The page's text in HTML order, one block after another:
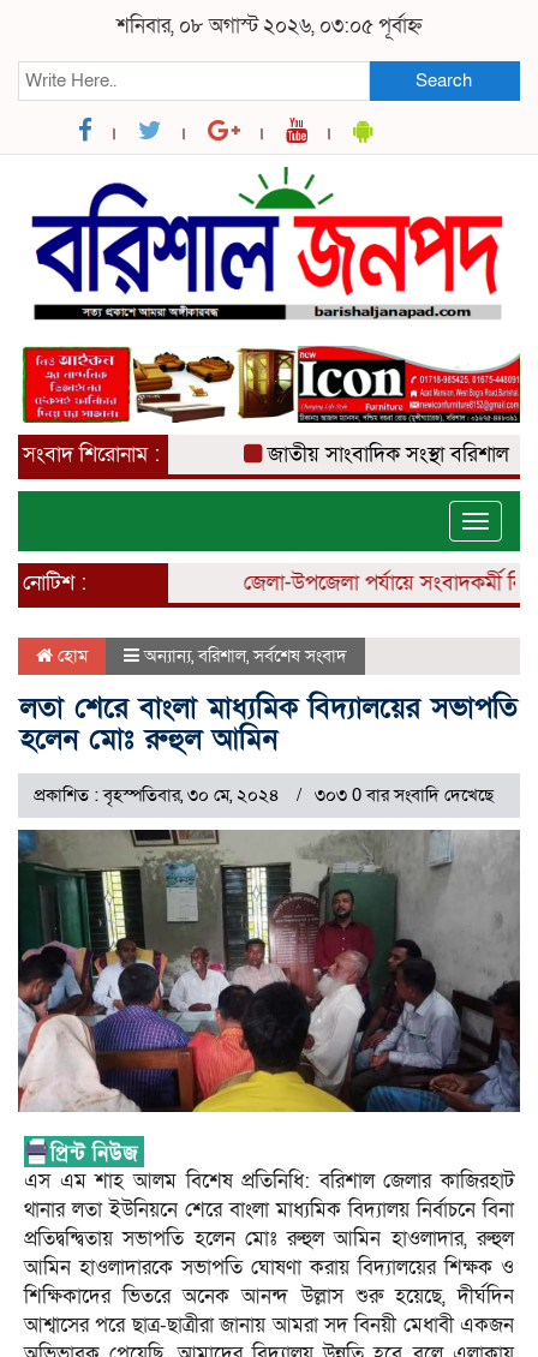
শনিবার, ০৮ অগাস্ট ২০২৬, ০৩:০৫ পূর্বাহ্ন
Search
সংবাদ শিরোনাম : জাতীয় সাংবাদিক সংস্থা বরিশাল
Toggle
নোটিশ :
জেলা-উপজেলা পর্যায়ে সংবাদকর্মী নিয়োগ
হোম অন্যান্য,বরিশাল,সর্বশেষ সংবাদ
লতা শেরে বাংলা মাধ্যমিক বিদ্যালয়ের সভাপতি
হলেন মোঃ রুহুল আমিন
প্রকাশিত : বৃহস্পতিবার, ৩০ মে, ২০২৪ ৩০৩ 0 বার সংবাদি দেখেছে
এস এম শাহ আলম বিশেষ প্রতিনিধি: বরিশাল জেলার কাজিরহাট
থানার লতা ইউনিয়নে শেরে বাংলা মাধ্যমিক বিদ্যালয় নির্বাচনে বিনা
প্রতিদ্বন্দ্বিতায় সভাপতি হলেন মোঃ রুহুল আমিন হাওলাদার, রুহুল
আমিন হাওলাদারকে সভাপতি ঘোষণা করায় বিদ্যালয়ের শিক্ষক ও
শিক্ষিকাদের ভিতরে অনেক আনন্দ উল্লাস শুরু হয়েছে, দীর্ঘদিন
আশ্বাসের পরে ছাত্র-ছাত্রীরা জানায় আমরা সদ বিনয়ী মেধাবী একজন